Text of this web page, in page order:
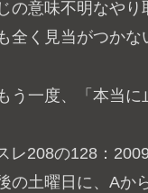
の意味不明なやり
全く見当がつかな
う一度、「本当に
レ208の128：
土曜日に、Aか